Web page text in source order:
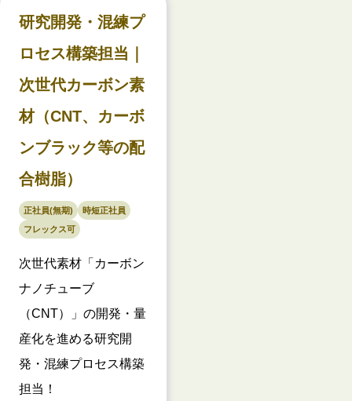
研究開発・混練プ
ロセス構築担当｜
次世代カーボン素
材（CNT、カーボ
ンブラック等の配
合樹脂）
正社員(無期)
時短正社員
フレックス可
次世代素材「カーボン
ナノチューブ
（CNT）」の開発・量
産化を進める研究開
発・混練プロセス構築
担当！